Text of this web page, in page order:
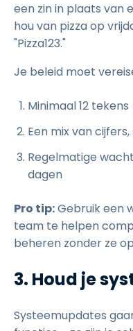
een zin in plaats van
hou van pizza op
"Pizza123."
Je beleid moet
Minimaal 12 tekens
Een mix van
Regelmatige
dagen
Pro tip:Gebruik een
team te helpen
beheren zonder ze
3. Houd je
Systeemupdates